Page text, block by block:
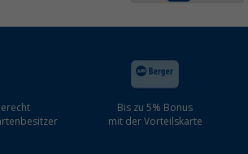
Bis zu 5% Bonus
mit der Vorteilskarte